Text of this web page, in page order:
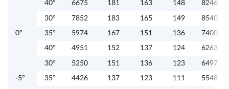
40° 6675 181 163 148 8246
0°
30° 7852 183 165 149 8540
35° 5974 167 151 136 7400
40° 4951 152 137 124 6263
-5°
30° 5250 151 136 123 6497
35° 4426 137 123 111 5548